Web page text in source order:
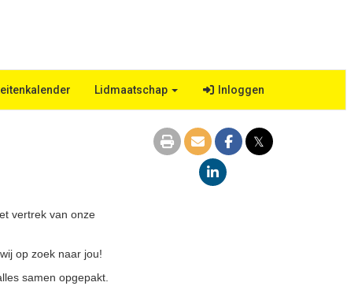
Lidmaatschap Inloggen
vertrek van onze
op zoek naar jou!
samen opgepakt.
𝕏